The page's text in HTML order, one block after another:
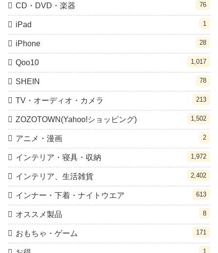
CD・DVD・楽器 76
iPad 1
iPhone 28
Qoo10 1,017
SHEIN 78
TV・オーディオ・カメラ 213
ZOZOTOWN(Yahoo!ショッピング) 1,502
アニメ・漫画 2
インテリア・寝具・収納 1,972
インテリア、生活雑貨 2,402
インナー・下着・ナイトウエア 613
オススメ製品 8
おもちゃ・ゲーム 171
1